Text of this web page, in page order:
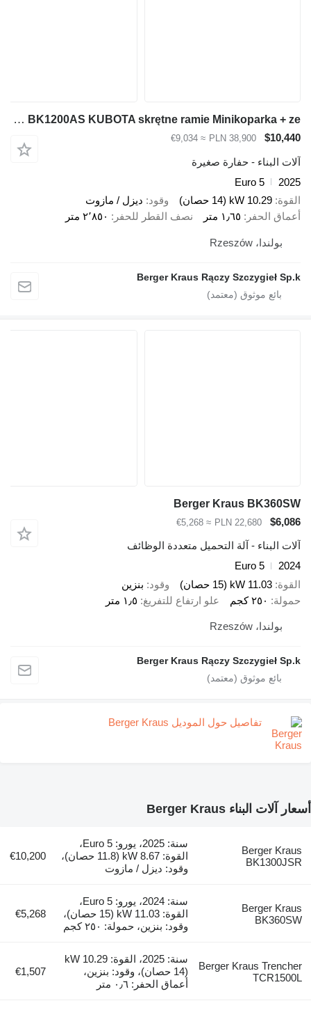
Berger Kraus Nowy BERGER KRAUS BK1200AS KUBOTA skrętne ramie Minikoparka + ze
$10,440
PLN 38,900
≈ €9,034
آلات البناء - حفارة صغيرة
2025
Euro 5
القوة 10.29 kW (14 حصان) وقود ديزل / مازوت
أعماق الحفر
١٫٦٥ متر نصف القطر للحفر ٢٬٨٥٠ متر
بولندا، Rzeszów
Berger Kraus Rączy Szczygieł Sp.k
Berger Kraus BK360SW
$6,086
PLN 22,680
≈ €5,268
آلات البناء - آلة التحميل متعددة الوظائف
2024
Euro 5
القوة 11.03 kW (15 حصان) وقود بنزين
حمولة
٢٥٠ كجم علو ارتفاع للتفريغ ١٫٥ متر
بولندا، Rzeszów
Berger Kraus Rączy Szczygieł Sp.k
تفاصيل حول الموديل Berger Kraus
أسعار آلات البناء Berger Kraus
Berger Kraus
BK1300JSR
سنة: 2025، يورو: Euro 5،
القوة: 8.67 kW (11.8 حصان)،
وقود: ديزل / مازوت
€10,200
Berger Kraus
BK360SW
سنة: 2024، يورو: Euro 5،
القوة: 11.03 kW (15 حصان)،
وقود: بنزين، حمولة: ٢٥٠ كجم
€5,268
Berger Kraus Trencher
TCR1500L
سنة: 2025، القوة: 10.29 kW
(14 حصان)، وقود: بنزين،
أعماق الحفر: ٠٫٦ متر
€1,507